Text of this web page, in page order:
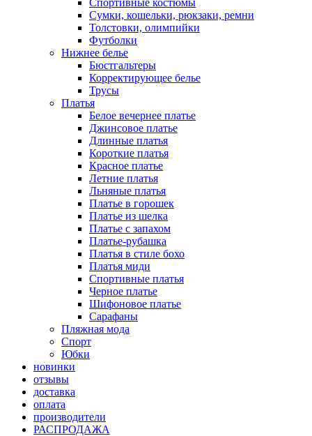
Спортивные костюмы
Сумки, кошельки, рюкзаки, ремни
Толстовки, олимпийки
Футболки
Нижнее белье
Бюстгальтеры
Корректирующее белье
Трусы
Платья
Белое вечернее платье
Джинсовое платье
Длинные платья
Короткие платья
Красное платье
Летние платья
Льняные платья
Платье в горошек
Платье из шелка
Платье с запахом
Платье-рубашка
Платья в стиле бохо
Платья миди
Спортивные платья
Черное платье
Шифоновое платье
Сарафаны
Пляжная мода
Спорт
Юбки
новинки
отзывы
доставка
оплата
производители
РАСПРОДАЖА